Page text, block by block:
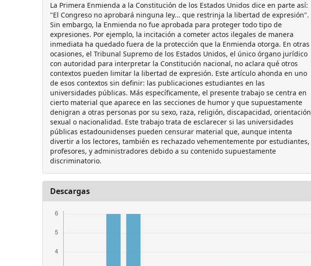
La Primera Enmienda a la Constitución de los Estados Unidos dice en parte así:
"El Congreso no aprobará ninguna ley... que restrinja la libertad de expresión".
Sin embargo, la Enmienda no fue aprobada para proteger todo tipo de
expresiones. Por ejemplo, la incitación a cometer actos ilegales de manera
inmediata ha quedado fuera de la protección que la Enmienda otorga. En otras
ocasiones, el Tribunal Supremo de los Estados Unidos, el único órgano jurídico
con autoridad para interpretar la Constitución nacional, no aclara qué otros
contextos pueden limitar la libertad de expresión. Este artículo ahonda en uno
de esos contextos sin definir: las publicaciones estudiantes en las
universidades públicas. Más específicamente, el presente trabajo se centra en
cierto material que aparece en las secciones de humor y que supuestamente
denigran a otras personas por su sexo, raza, religión, discapacidad, orientación
sexual o nacionalidad. Este trabajo trata de esclarecer si las universidades
públicas estadounidenses pueden censurar material que, aunque intenta
divertir a los lectores, también es rechazado vehementemente por estudiantes,
profesores, y administradores debido a su contenido supuestamente
discriminatorio.
Descargas